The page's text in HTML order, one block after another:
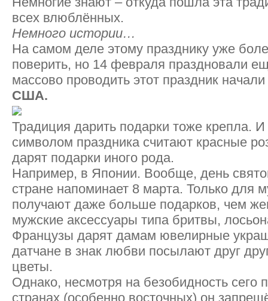
всех влюблённых.
Немного истории…
На самом деле этому празднику уже
поверить, но 14 февраля праздновали
массово проводить этот праздник
США.
Традиция дарить подарки тоже крепла.
символом праздника считают красные
дарят подарки иного рода.
Например, в Японии. Вообще, день
стране напоминает 8 марта. Только для
получают даже больше подарков, чем
мужские аксессуары типа бритвы,
Французы дарят дамам ювелирные
датчане в знак любви посылают друг
цветы.
Однако, несмотря на безобидность сего
странах (особенно восточных) он